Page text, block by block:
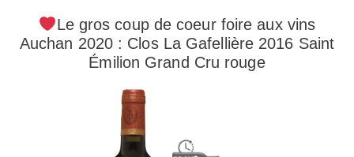
Le gros coup de coeur foire aux vins
Auchan 2020 : Clos La Gafellière 2016 Saint
Émilion Grand Cru rouge